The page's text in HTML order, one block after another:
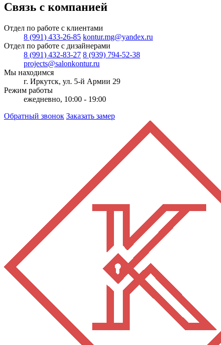
Связь с компанией
Отдел по работе с клиентами
8 (991) 433-26-85 kontur.mg@yandex.ru
Отдел по работе с дизайнерами
8 (991) 432-83-27 8 (939) 794-52-38
projects@salonkontur.ru
Мы находимся
г. Иркутск, ул. 5-й Армии 29
Режим работы
ежедневно, 10:00 - 19:00
Обратный звонок Заказать замер